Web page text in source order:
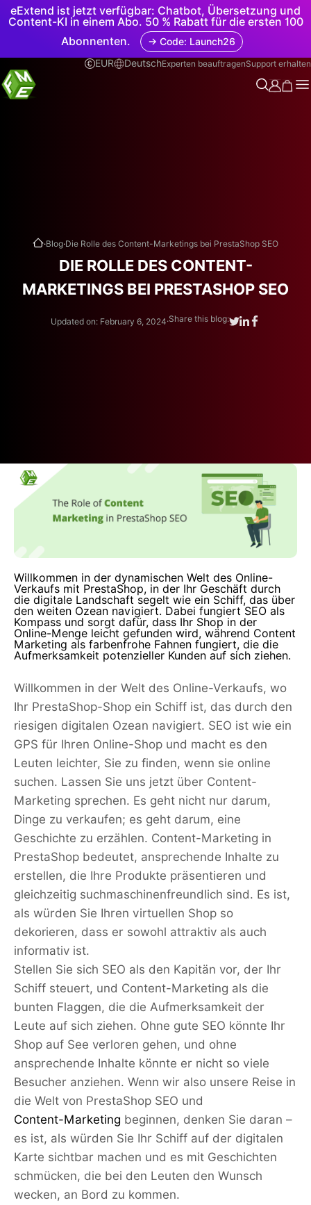
eExtend ist jetzt verfügbar: Chatbot, Übersetzung und
Content-KI in einem Abo. 50 % Rabatt für die ersten 100
Abonnenten.
→ Code: Launch26
EUR
DeutschExperten beauftragenSupport erhalten
.Blog.Die Rolle des Content-Marketings bei PrestaShop SEO
DIE ROLLE DES CONTENT-
MARKETINGS BEI PRESTASHOP SEO
Updated on: February 6, 2024.Share this blog:
Willkommen in der dynamischen Welt des Online-
Verkaufs mit PrestaShop, in der Ihr Geschäft durch
die digitale Landschaft segelt wie ein Schiff, das über
den weiten Ozean navigiert. Dabei fungiert SEO als
Kompass und sorgt dafür, dass Ihr Shop in der
Online-Menge leicht gefunden wird, während Content
Marketing als farbenfrohe Fahnen fungiert, die die
Aufmerksamkeit potenzieller Kunden auf sich ziehen.
Willkommen in der Welt des Online-Verkaufs, wo
Ihr PrestaShop-Shop ein Schiff ist, das durch den
riesigen digitalen Ozean navigiert. SEO ist wie ein
GPS für Ihren Online-Shop und macht es den
Leuten leichter, Sie zu finden, wenn sie online
suchen. Lassen Sie uns jetzt über Content-
Marketing sprechen. Es geht nicht nur darum,
Dinge zu verkaufen; es geht darum, eine
Geschichte zu erzählen. Content-Marketing in
PrestaShop bedeutet, ansprechende Inhalte zu
erstellen, die Ihre Produkte präsentieren und
gleichzeitig suchmaschinenfreundlich sind. Es ist,
als würden Sie Ihren virtuellen Shop so
dekorieren, dass er sowohl attraktiv als auch
informativ ist.
Stellen Sie sich SEO als den Kapitän vor, der Ihr
Schiff steuert, und Content-Marketing als die
bunten Flaggen, die die Aufmerksamkeit der
Leute auf sich ziehen. Ohne gute SEO könnte Ihr
Shop auf See verloren gehen, und ohne
ansprechende Inhalte könnte er nicht so viele
Besucher anziehen. Wenn wir also unsere Reise in
die Welt von PrestaShop SEO und
Content-Marketing beginnen, denken Sie daran –
es ist, als würden Sie Ihr Schiff auf der digitalen
Karte sichtbar machen und es mit Geschichten
schmücken, die bei den Leuten den Wunsch
wecken, an Bord zu kommen.